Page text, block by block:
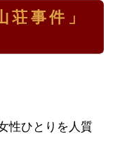
荘事件」
性ひとりを人質